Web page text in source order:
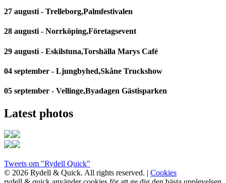
27 augusti - Trelleborg,Palmfestivalen
28 augusti - Norrköping,Företagsevent
29 augusti - Eskilstuna,Torshälla Marys Café
04 september - Ljungbyhed,Skåne Truckshow
05 september - Vellinge,Byadagen Gästisparken
Latest photos
Tweets om "Rydell Quick"
© 2026 Rydell & Quick. All rights reserved. | Cookies